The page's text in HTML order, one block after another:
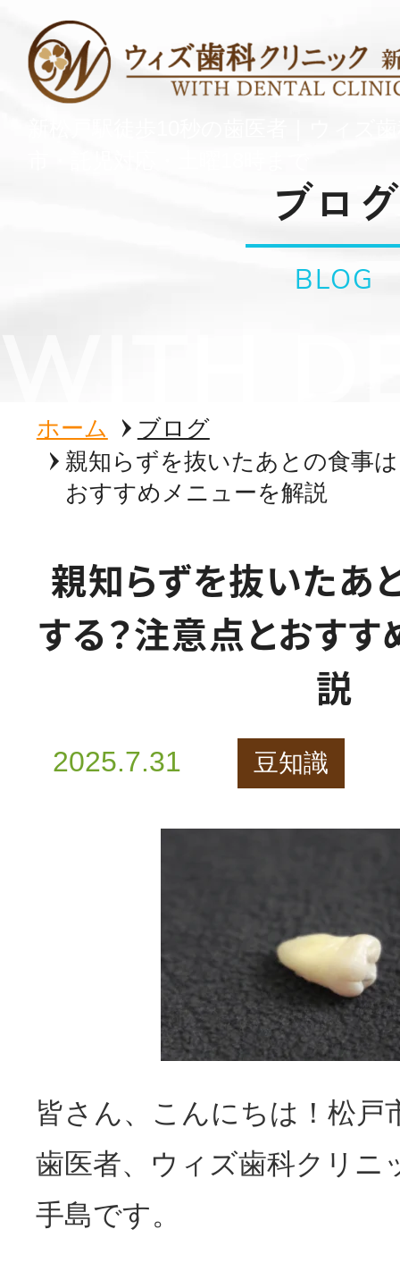
ブログ
BLOG
ホーム
ブログ
親知らずを抜いたあとの食事
おすすめメニューを解説
親知らずを抜いたあ
する？注意点とおす
説
2025.7.31 豆知識
皆さん、こんにちは！松戸
歯医者、ウィズ歯科クリニ
手島です。